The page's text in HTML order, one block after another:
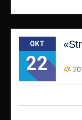
OKT
22